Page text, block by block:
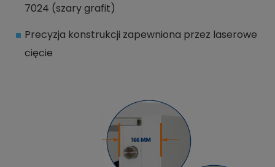
7024 (szary grafit)
Precyzja konstrukcji zapewniona przez laserowe
cięcie